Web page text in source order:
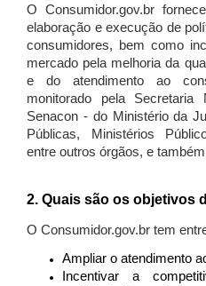
O Consumidor.gov.br
elaboração e execução de
consumidores, bem como
mercado pela melhoria da
e do atendimento ao
monitorado pela
Senacon - do Ministério da
Públicas, Ministérios
entre outros órgãos, e
2. Quais são os objetivos
O Consumidor.gov.br tem
Ampliar o atendimento
Incentivar a